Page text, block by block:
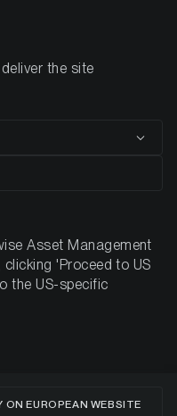
einfach
ETFs handeln
the site
Asset Management
'Proceed to US
the US-specific
ON EUROPEAN WEBSITE